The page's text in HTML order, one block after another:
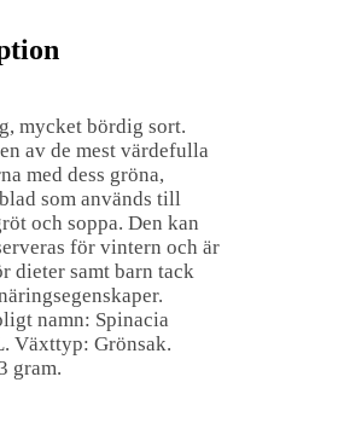
mycket bördig sort.
av de mest värdefulla
med dess gröna,
som används till
och soppa. Den kan
för vintern och är
dieter samt barn tack
namn: Spinacia
Växttyp: Grönsak.
gram.